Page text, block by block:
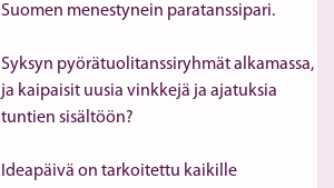
Suomen menestynein paratanssipari.
Syksyn pyörätuolitanssiryhmät alkamassa,
ja kaipaisit uusia vinkkejä ja ajatuksia
tuntien sisältöön?
Ideapäivä on tarkoitettu kaikille